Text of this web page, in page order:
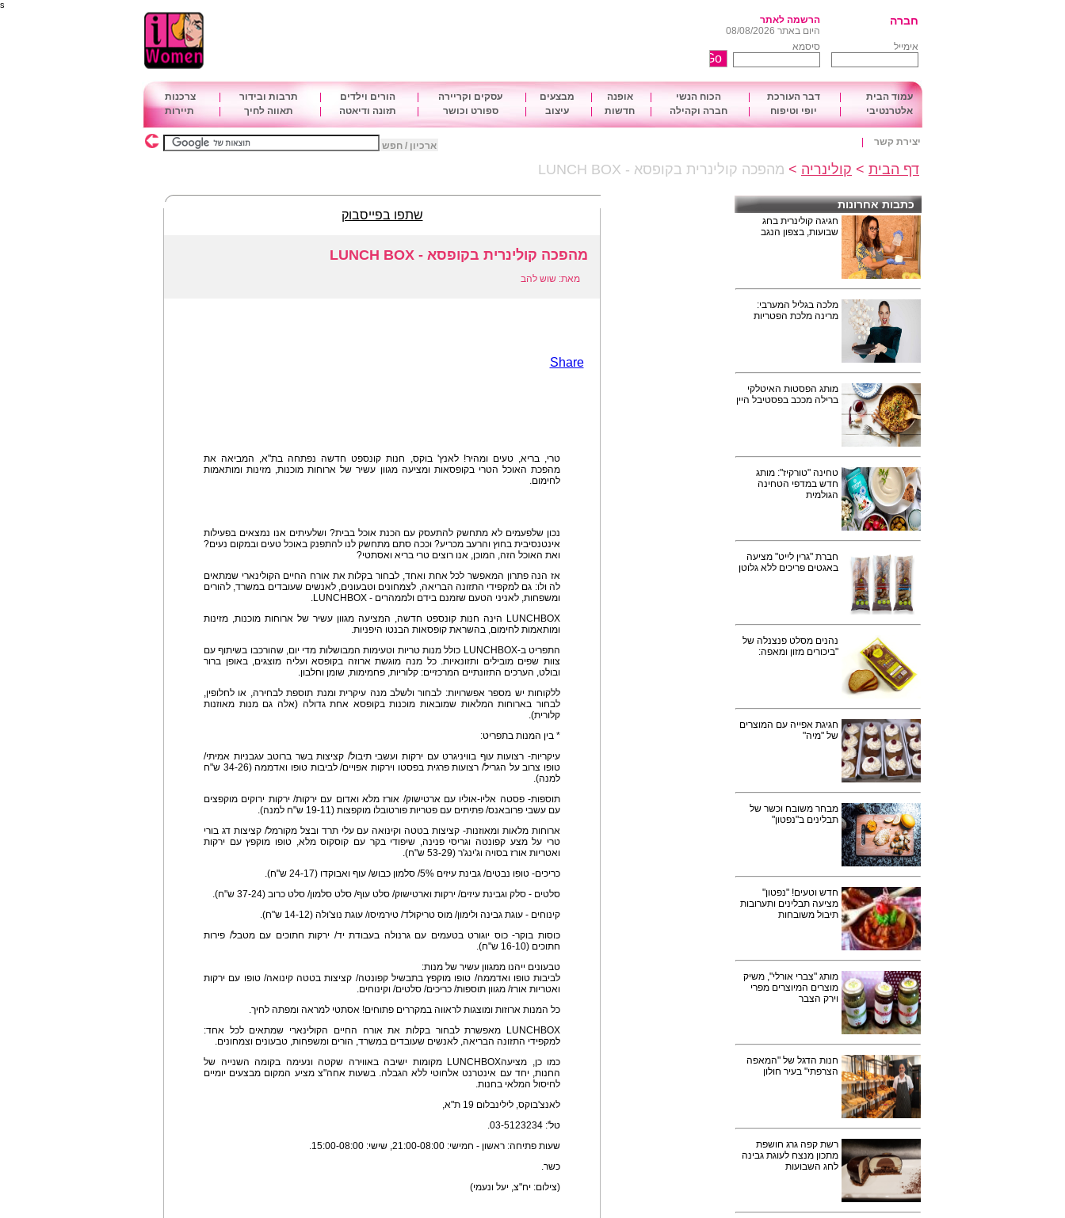
s
חברה
הרשמה לאתר
היום באתר 08/08/2026
אימייל
סיסמא
עמוד הבית דבר העורכת הכוח הנשי אופנה מבצעים עסקים וקריירה הורים וילדים תרבות ובידור
צרכנות
אלטרנטיבי
יופי וטיפוח חברה וקהילה חדשות עיצוב ספורט וכושר תזונה ודיאטה תאווה לחיך תיירות
יצירת קשר ארכיון / חפש
דף הבית > קולינריה > מהפכה קולינרית בקופסא - LUNCH BOX
כתבות אחרונות
חגיגה קולינרית בחג
שבועות, בצפון הנגב
מלכה בגליל המערבי:
מרינה מלכת הפטריות
מותג הפסטות האיטלקי
ברילה מככב בפסטיבל היין
טחינה "טורקיז": מותג
חדש במדפי הטחינה
הגולמית
חברת "גרין לייט" מציעה
באגטים פריכים ללא גלוטן
נהנים מסלט פנצנלה של
"ביכורים מזון ומאפה:
חגיגת אפייה עם המוצרים
של "מיה"
מבחר משובח וכשר של
תבלינים ב"נפטון"
חדש וטעים! "נפטון"
מציעה תבלינים ותערובות
תיבול משובחות
מותג "צברי אורלי", משיק
מוצרים המיוצרים מפרי
וירק הצבר
חנות הדגל של "המאפה
הצרפתי" בעיר חולון
רשת קפה גרג חושפת
מתכון מנצח לעוגת גבינה
לחג השבועות
שתפו בפייסבוק
מהפכה קולינרית בקופסא - LUNCH BOX
מאת: שוש להב
Share
טרי, בריא, טעים ומהיר! לאנץ' בוקס, חנות קונספט חדשה נפתחה בת"א, המביאה את
מהפכת האוכל הטרי בקופסאות ומציעה מגוון עשיר של ארוחות מוכנות, מזינות ומותאמות
לחימום.
נכון שלפעמים לא מתחשק להתעסק עם הכנת אוכל בבית? ושלעיתים אנו נמצאים בפעילות
אינטנסיבית בחוץ והרעב מכריע? וככה סתם מתחשק לנו להתפנק באוכל טעים ובמקום נעים?
ואת האוכל הזה, המוכן, אנו רוצים טרי בריא ואסתטי?
אז הנה פתרון המאפשר לכל אחת ואחד, לבחור בקלות את אורח החיים הקולינארי שמתאים
לה ולו: גם למקפידי התזונה הבריאה, לצמחונים וטבעונים, לאנשים שעובדים במשרד, להורים
ומשפחות, לאניני הטעם שזמנם בידם ולממהרים - LUNCHBOX.
LUNCHBOX הינה חנות קונספט חדשה, המציעה מגוון עשיר של ארוחות מוכנות, מזינות
ומותאמות לחימום, בהשראת קופסאות הבנטו היפניות.
התפריט ב-LUNCHBOX כולל מנות טריות וטעימות המבושלות מדי יום, שהורכבו בשיתוף עם
צוות שפים מובילים ותזונאיות. כל מנה מוגשת ארוזה בקופסא ועליה מוצגים, באופן ברור
ובולט, הערכים התזונתיים המרכזיים: קלוריות, פחמימות, שומן וחלבון.
ללקוחות יש מספר אפשרויות: לבחור ולשלב מנה עיקרית ומנת תוספת לבחירה, או לחלופין,
לבחור בארוחות המלאות שמובאות מוכנות בקופסא אחת גדולה (אלה גם מנות מאוזנות
קלורית).
* בין המנות בתפריט:
עיקריות- רצועות עוף בוויניגרט עם ירקות ועשבי תיבול/ קציצות בשר ברוטב עגבניות אמיתי/
טופו צרוב על הגריל/ רצועות פרגית בפסטו וירקות אפויים/ לביבות טופו ואדממה (34-26 ש"ח
למנה).
תוספות- פסטה אליו-אוליו עם ארטישוק/ אורז מלא ואדום עם ירקות/ ירקות ירוקים מוקפצים
עם עשבי פרובאנס/ פתיתים עם פטריות פורטובלו מוקפצות (19-11 ש"ח למנה).
ארוחות מלאות ומאוזנות- קציצות בטטה וקינואה עם עלי תרד ובצל מקורמל/ קציצות דג בורי
טרי על מצע קפונטה וגריסי פנינה, שיפודי בקר עם קוסקוס מלא, טופו מוקפץ עם ירקות
ואטריות אורז בסויה וג'ינג'ר (53-29 ש"ח).
כריכים- טופו נבטים/ גבינת עיזים 5%/ סלמון כבוש/ עוף ואבוקדו (24-17 ש"ח).
סלטים - סלק וגבינת עיזים/ ירקות וארטישוק/ סלט עוף/ סלט סלמון/ סלט כרוב (37-24 ש"ח).
קינוחים - עוגת גבינה ולימון/ מוס טריקולד/ טירמיסו/ עוגת נוצ'ולה (14-12 ש"ח).
כוסות בוקר- כוס יוגורט בטעמים עם גרנולה בעבודת יד/ ירקות חתוכים עם מטבל/ פירות
חתוכים (16-10 ש"ח).
טבעונים ייהנו ממגוון עשיר של מנות:
לביבות טופו ואדממה/ טופו מוקפץ בתבשיל קפונטה/ קציצות בטטה קינואה/ טופו עם ירקות
ואטריות אורז/ מגוון תוספות/ כריכים/ סלטים/ וקינוחים.
כל המנות ארוזות ומוצגות לראווה במקררים פתוחים! אסתטי למראה ומפתה לחיך.
LUNCHBOX מאפשרת לבחור בקלות את אורח החיים הקולינארי שמתאים לכל אחד:
למקפידי התזונה הבריאה, לאנשים שעובדים במשרד, הורים ומשפחות, טבעונים וצמחונים.
כמו כן, מציעהLUNCHBOX מקומות ישיבה באווירה שקטה ונעימה בקומה השנייה של
החנות, יחד עם אינטרנט אלחוטי ללא הגבלה. בשעות אחה"צ מציע המקום מבצעים יומיים
לחיסול המלאי בחנות.
לאנצ'בוקס, לילינבלום 19 ת"א,
טל': 03-5123234.
שעות פתיחה: ראשון - חמישי: 21:00-08:00, שישי: 15:00-08:00.
כשר.
(צילום: יח"צ, יעל ונעמי)